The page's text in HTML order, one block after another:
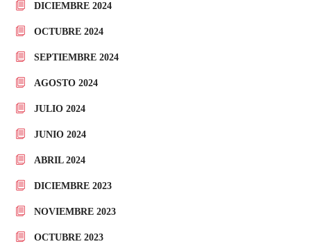
DICIEMBRE 2024
OCTUBRE 2024
SEPTIEMBRE 2024
AGOSTO 2024
JULIO 2024
JUNIO 2024
ABRIL 2024
DICIEMBRE 2023
NOVIEMBRE 2023
OCTUBRE 2023